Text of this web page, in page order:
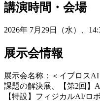
講演時間・会場
2026年 7月29日（水）、
展示会情報
展示会名称：＜イプロス
課題の解決展、【第2回】
【特設】フィジカルAI/ロ